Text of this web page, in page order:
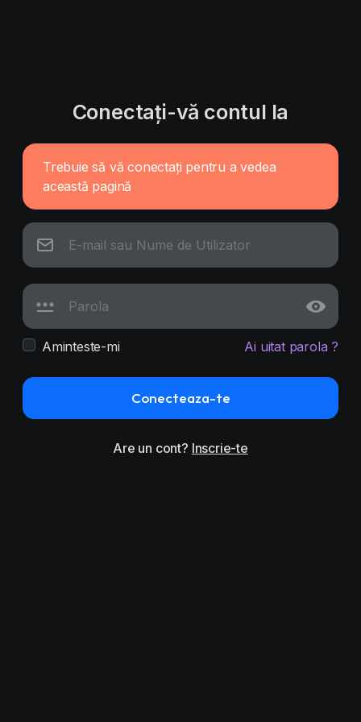
Conectați-vă contul la
Trebuie să vă conectați pentru a vedea
această pagină
Aminteste-mi Ai uitat parola ?
Conecteaza-te
Are un cont? Inscrie-te